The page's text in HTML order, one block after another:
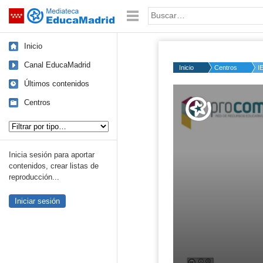
Saltar navegación Palabra o frase:
Inicio
Canal EducaMadrid
Últimos contenidos
Centros
Inicia sesión para aportar
contenidos, crear listas de
reproducción...
Iniciar sesión
Inicio Centros
50%